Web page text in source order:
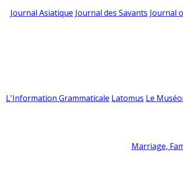
Journal Asiatique Journal des Savants Journal
L'Information Grammaticale Latomus Le
Marriage,